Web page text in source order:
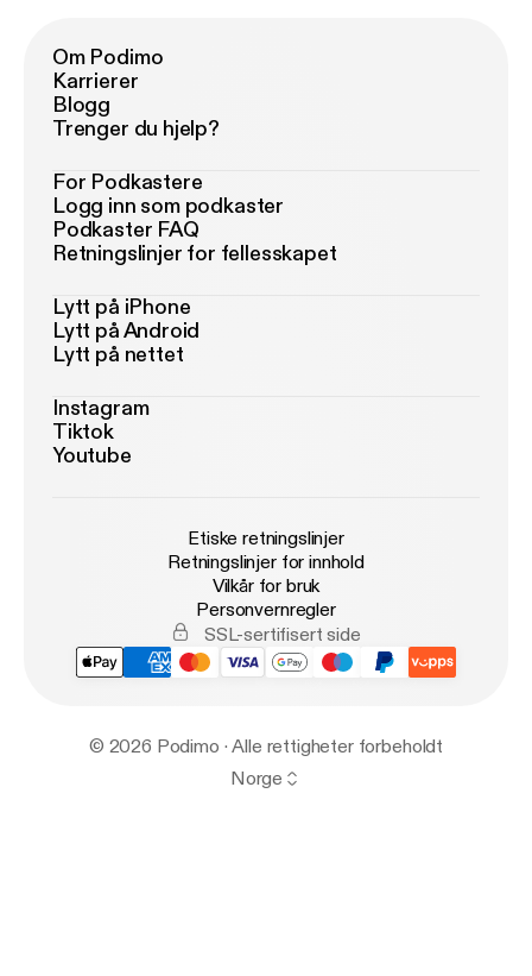
Om Podimo
Karrierer
Blogg
Trenger du hjelp?
For Podkastere
Logg inn som podkaster
Podkaster FAQ
Retningslinjer for fellesskapet
Lytt på iPhone
Lytt på Android
Lytt på nettet
Instagram
Tiktok
Youtube
Etiske retningslinjer
Retningslinjer for innhold
Vilkår for bruk
Personvernregler
SSL-sertifisert side
© 2026 Podimo · Alle rettigheter forbeholdt
Norge